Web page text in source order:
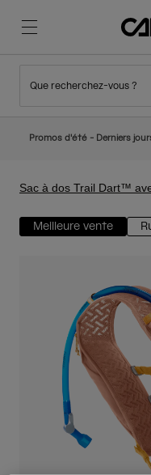
Nouveautés
Sacs
Gourdes Sport
Gourdes
Mugs et
Ceintures et
Randonnée
Ski et snowboard
Voyages et style de
Abandonner le tout
Notre Mission
Nos Partenaires
Que recherchez-vous ?
Promos d'été - Derniers
Sac à dos Trail Dart™
Meilleure vente